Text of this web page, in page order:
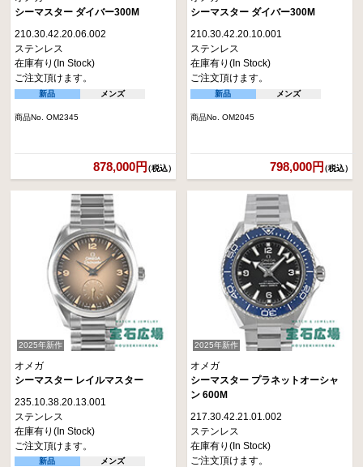
シーマスター ダイバー300M
210.30.42.20.06.002
ステンレス
在庫有り(In Stock)
ご注文頂けます。
新品 メンズ
商品No. OM2345
878,000円（税込）
シーマスター ダイバー300M
210.30.42.20.10.001
ステンレス
在庫有り(In Stock)
ご注文頂けます。
新品 メンズ
商品No. OM2045
798,000円（税込）
2025年新作
オメガ
シーマスター レイルマスター
235.10.38.20.13.001
ステンレス
在庫有り(In Stock)
ご注文頂けます。
新品 メンズ
2025年新作
オメガ
シーマスター プラネットオーシャ
ン 600M
217.30.42.21.01.002
ステンレス
在庫有り(In Stock)
ご注文頂けます。